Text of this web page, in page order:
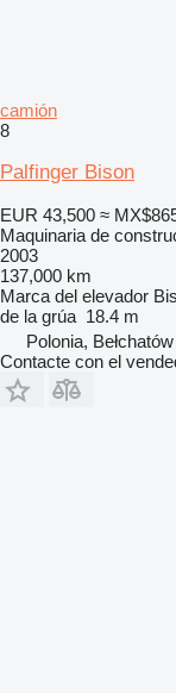
camión
8
Palfinger Bison
EUR 43,500 ≈
Maquinaria de
2003
137,000 km
Marca del elevador
de la grúa 18.4 m
Polonia, Bełchatów
Contacte con el